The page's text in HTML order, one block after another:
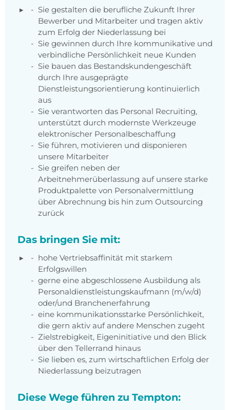
Sie gestalten die berufliche Zukunft Ihrer
Bewerber und Mitarbeiter und tragen aktiv
zum Erfolg der Niederlassung bei
Sie gewinnen durch Ihre kommunikative und
verbindliche Persönlichkeit neue Kunden
Sie bauen das Bestandskundengeschäft
durch Ihre ausgeprägte
Dienstleistungsorientierung kontinuierlich
aus
Sie verantworten das Personal Recruiting,
unterstützt durch modernste Werkzeuge
elektronischer Personalbeschaffung
Sie führen, motivieren und disponieren
unsere Mitarbeiter
Sie greifen neben der
Arbeitnehmerüberlassung auf unsere starke
Produktpalette von Personalvermittlung
über Abrechnung bis hin zum Outsourcing
zurück
Das bringen Sie mit:
hohe Vertriebsaffinität mit starkem
Erfolgswillen
gerne eine abgeschlossene Ausbildung als
Personaldienstleistungskaufmann (m/w/d)
oder/und Branchenerfahrung
eine kommunikationsstarke Persönlichkeit,
die gern aktiv auf andere Menschen zugeht
Zielstrebigkeit, Eigeninitiative und den Blick
über den Tellerrand hinaus
Sie lieben es, zum wirtschaftlichen Erfolg der
Niederlassung beizutragen
Diese Wege führen zu Tempton: